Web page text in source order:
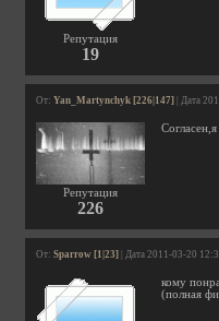
Репутация
19
От: Yan_Martynchyk [226|147] | Дата
Репутация
226
От: Sparrow [1|23] | Дата 2011-03-20
кому
(полная